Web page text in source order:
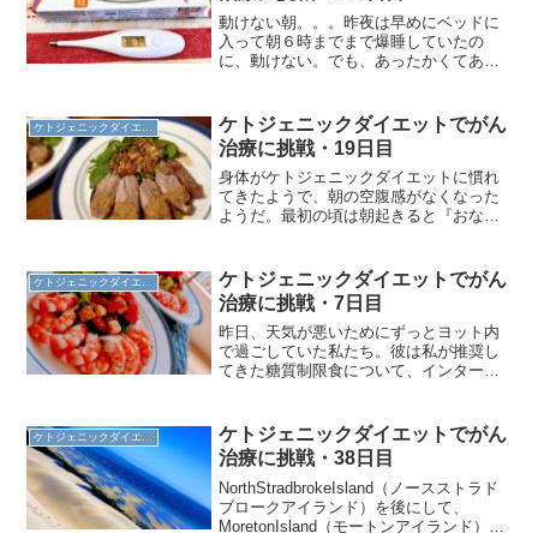
動けない朝。。。昨夜は早めにベッドに
入って朝６時までまで爆睡していたの
に、動けない。でも、あったかくてあま
はちみつとスキムミルクパウダーをたっ
ぷり入れて飲んだら、再びベ...
ケトジェニックダイエットでがん
治療に挑戦・19日目
身体がケトジェニックダイエットに慣れ
てきたようで、朝の空腹感がなくなった
ようだ。最初の頃は朝起きると『おなか
い自分にビックリしている様子。『体内
にケトン体が増えると、空...
ケトジェニックダイエットでがん
治療に挑戦・7日目
昨日、天気が悪いためにずっとヨット内
で過ごしていた私たち。彼は私が推奨し
てきた糖質制限食について、インターネ
とは、『エビはタンパク質豊富で糖質が
少ないから、どんどん食べ...
ケトジェニックダイエット
ケトジェニックダイエットでがん
治療に挑戦・38日目
NorthStradbrokeIsland（ノースストラド
ブロークアイランド）を後にして、
MoretonIsland（モートンアイランド）